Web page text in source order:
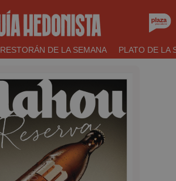
RESTORÁN DE LA SEMANA PLATO DE LA